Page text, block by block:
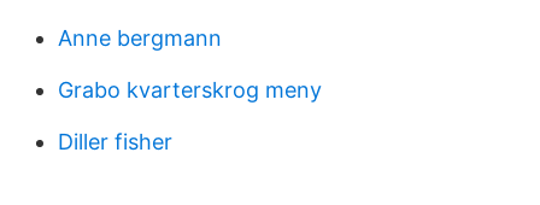
Anne bergmann
Grabo kvarterskrog meny
Diller fisher